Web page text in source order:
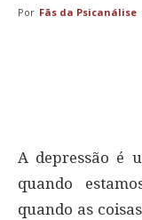
Por Fãs da Psicanálise
A depressão é
quando
quando as